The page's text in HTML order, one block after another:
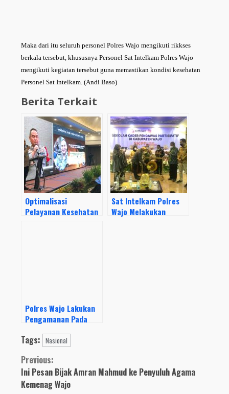
Maka dari itu seluruh personel Polres Wajo mengikuti rikkses
berkala tersebut, khususnya Personel Sat Intelkam Polres Wajo
mengikuti kegiatan tersebut guna memastikan kondisi kesehatan
Personel Sat Intelkam. (Andi Baso)
Berita Terkait
Optimalisasi
Pelayanan Kesehatan
Sat Intelkam Polres
Wajo Melakukan
Polres Wajo Lakukan
Pengamanan Pada
Kantor Inspektorat
dan Kantor Bupati
Wajo
Tags: Nasional
Continue
Reading
Previous:
Ini Pesan Bijak Amran Mahmud ke Penyuluh Agama
Kemenag Wajo